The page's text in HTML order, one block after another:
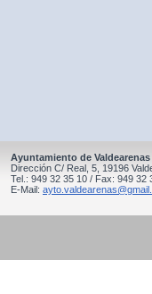
Ayuntamiento de Valdearenas
Dirección C/ Real, 5, 19196
Tel.: 949 32 35 10 / Fax: 949 32
E-Mail: